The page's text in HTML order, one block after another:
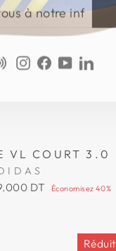
VL COURT 3.0
DT Économisez 40%
Réduit